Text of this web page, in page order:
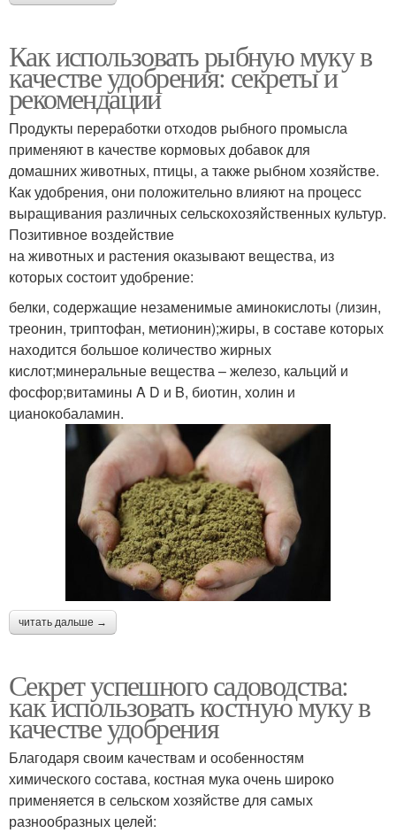
Как использовать рыбную муку в
качестве удобрения: секреты и
рекомендации
Продукты переработки отходов рыбного промысла
применяют в качестве кормовых добавок для
домашних животных, птицы, а также рыбном хозяйстве.
Как удобрения, они положительно влияют на процесс
выращивания различных сельскохозяйственных культур.
Позитивное воздействие
на животных и растения оказывают вещества, из
которых состоит удобрение:
белки, содержащие незаменимые аминокислоты (лизин,
треонин, триптофан, метионин);жиры, в составе которых
находится большое количество жирных
кислот;минеральные вещества – железо, кальций и
фосфор;витамины A D и B, биотин, холин и
цианокобаламин.
читать дальше →
Секрет успешного садоводства:
как использовать костную муку в
качестве удобрения
Благодаря своим качествам и особенностям
химического состава, костная мука очень широко
применяется в сельском хозяйстве для самых
разнообразных целей: